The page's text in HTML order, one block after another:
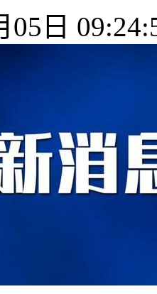
05日